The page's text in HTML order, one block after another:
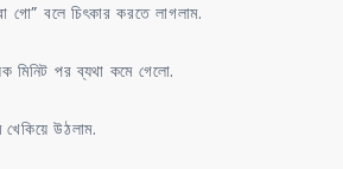
বলে চিৎকার করতে লাগলাম.
মিনিট পর ব্যথা কমে গেলো.
উঠলাম.